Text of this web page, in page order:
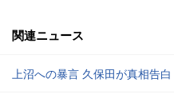
関連ニュース
上沼への暴言 久保田が真相告白